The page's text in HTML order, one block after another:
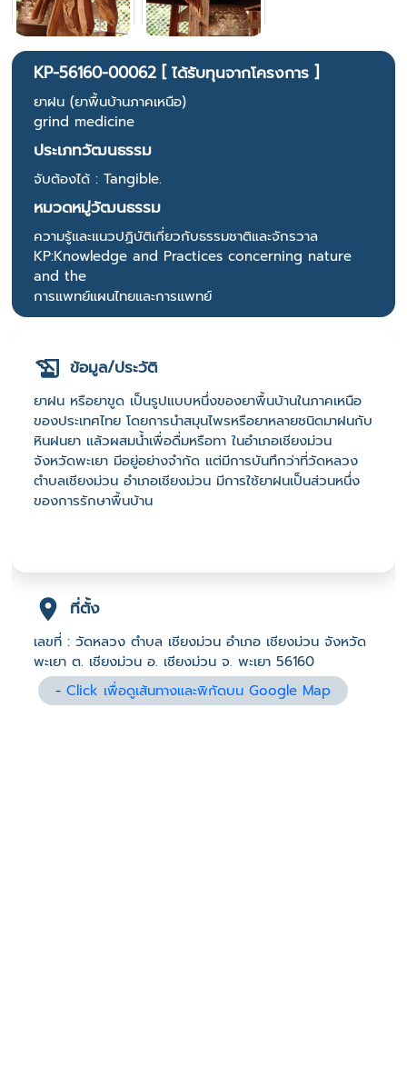
KP-56160-00062 [ ได้รับทุนจากโครงการ ]
ยาฝน (ยาพื้นบ้านภาคเหนือ)
grind medicine
ประเภทวัฒนธรรม
จับต้องได้ : Tangible.
หมวดหมู่วัฒนธรรม
ความรู้และแนวปฏิบัติเกี่ยวกับธรรมชาติและจักรวาล
KP:Knowledge and Practices concerning nature
and the
การแพทย์แผนไทยและการแพทย์
ข้อมูล/ประวัติ
ยาฝน หรือยาขูด เป็นรูปแบบหนึ่งของยาพื้นบ้านในภาคเหนือ
ของประเทศไทย โดยการนำสมุนไพรหรือยาหลายชนิดมาฝนกับ
หินฝนยา แล้วผสมน้ำเพื่อดื่มหรือทา ในอำเภอเชียงม่วน
จังหวัดพะเยา มีอยู่อย่างจำกัด แต่มีการบันทึกว่าที่วัดหลวง
ตำบลเชียงม่วน อำเภอเชียงม่วน มีการใช้ยาฝนเป็นส่วนหนึ่ง
ของการรักษาพื้นบ้าน
ที่ตั้ง
เลขที่ : วัดหลวง ตำบล เชียงม่วน อำเภอ เชียงม่วน จังหวัด
พะเยา ต. เชียงม่วน อ. เชียงม่วน จ. พะเยา 56160
-Click เพื่อดูเส้นทางและพิกัดบน Google Map